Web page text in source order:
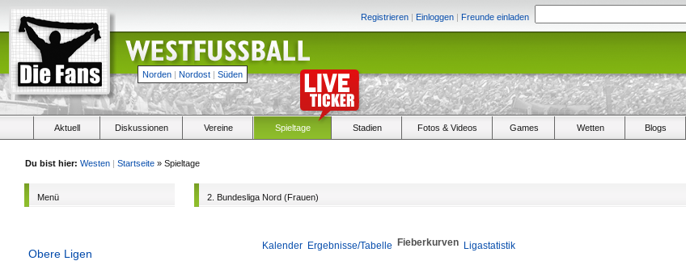
Registrieren | Einloggen | Freunde einladen
Norden | Nordost | Süden
Aktuell Diskussionen Vereine Spieltage Stadien Fotos & Videos Games Wetten Blogs
Du bist hier: Westen | Startseite » Spieltage
Menü
Obere Ligen
2. Bundesliga Nord (Frauen)
Kalender Ergebnisse/Tabelle Fieberkurven Ligastatistik